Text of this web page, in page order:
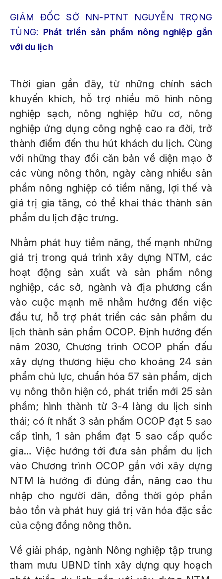
GIÁM ĐỐC SỞ NN-PTNT NGUYỄN TRỌNG
TÙNG: Phát triển sản phẩm nông nghiệp gắn
với du lịch
Thời gian gần đây, từ những chính sách
khuyến khích, hỗ trợ nhiều mô hình nông
nghiệp sạch, nông nghiệp hữu cơ, nông
nghiệp ứng dụng công nghệ cao ra đời, trở
thành điểm đến thu hút khách du lịch. Cùng
với những thay đổi căn bản về diện mạo ở
các vùng nông thôn, ngày càng nhiều sản
phẩm nông nghiệp có tiềm năng, lợi thế và
giá trị gia tăng, có thể khai thác thành sản
phẩm du lịch đặc trưng.
Nhằm phát huy tiềm năng, thế mạnh những
giá trị trong quá trình xây dựng NTM, các
hoạt động sản xuất và sản phẩm nông
nghiệp, các sở, ngành và địa phương cần
vào cuộc mạnh mẽ nhằm hướng đến việc
đầu tư, hỗ trợ phát triển các sản phẩm du
lịch thành sản phẩm OCOP. Định hướng đến
năm 2030, Chương trình OCOP phấn đấu
xây dựng thương hiệu cho khoảng 24 sản
phẩm chủ lực, chuẩn hóa 57 sản phẩm, dịch
vụ nông thôn hiện có, phát triển mới 25 sản
phẩm; hình thành từ 3-4 làng du lịch sinh
thái; có ít nhất 3 sản phẩm OCOP đạt 5 sao
cấp tỉnh, 1 sản phẩm đạt 5 sao cấp quốc
gia… Việc hướng tới đưa sản phẩm du lịch
vào Chương trình OCOP gắn với xây dựng
NTM là hướng đi đúng đắn, nâng cao thu
nhập cho người dân, đồng thời góp phần
bảo tồn và phát huy giá trị văn hóa đặc sắc
của cộng đồng nông thôn.
Về giải pháp, ngành Nông nghiệp tập trung
tham mưu UBND tỉnh xây dựng quy hoạch